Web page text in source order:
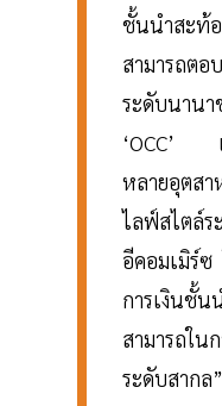
ชั้นนำสะท้อ
สามารถตอ
ระดับนานา
‘OCC’
หลายอุตส
ไลฟ์สไต
อีคอมเมิร์ซ
การเงิน
สามารถใน
ระดับสากล”